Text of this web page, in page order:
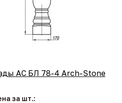
АС БЛ 78-4 Arch-Stone
за шт.: